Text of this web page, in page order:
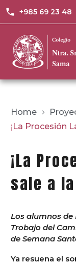
+985 69 23 48
Home
¡La Procesión
¡La
sale a
Los alumnos
Trobajo del
de Semana
Ya resuena el